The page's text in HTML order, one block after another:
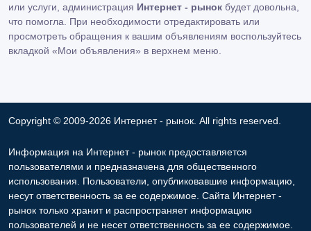
или услуги, администрация Интернет - рынок будет довольна,
что помогла. При необходимости отредактировать или
просмотреть обращения к вашим объявлениям воспользуйтесь
вкладкой «Мои объявления» в верхнем меню.
Copyright © 2009-2026 Интернет - рынок. All rights reserved.
Информация на Интернет - рынок предоставляется
пользователями и предназначена для общественного
использования. Пользователи, опубликовавшие информацию,
несут ответственность за ее содержимое. Сайта Интернет -
рынок только хранит и распространяет информацию
пользователей и не несет ответственность за ее содержимое.